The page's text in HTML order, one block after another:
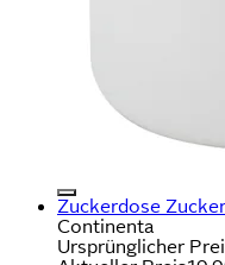
Zuckerdose
Continenta
Ursprünglicher